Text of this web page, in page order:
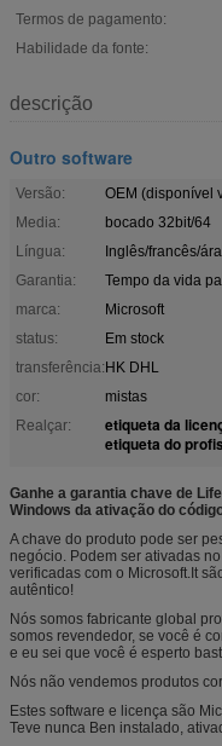
Termos de pagamento:
Habilidade da fonte:
descrição
Outro software
Versão:
OEM (disponível
Media:
bocado 32bit/64
Língua:
Inglês/francês/
Garantia:
Tempo da vida
marca:
Microsoft
status:
Em stock
transferência:HK DHL
cor:
mistas
Realçar:
etiqueta da
etiqueta do
Ganhe a garantia chave de
Windows da ativação do
A chave do produto pode ser
negócio. Podem ser ativadas
verificadas com o Microsoft.It
autêntico!
Nós somos fabricante global
somos revendedor, se você é
e eu sei que você é esperto
Nós não vendemos produtos
Estes software e licença são
Teve nunca Ben instalado,